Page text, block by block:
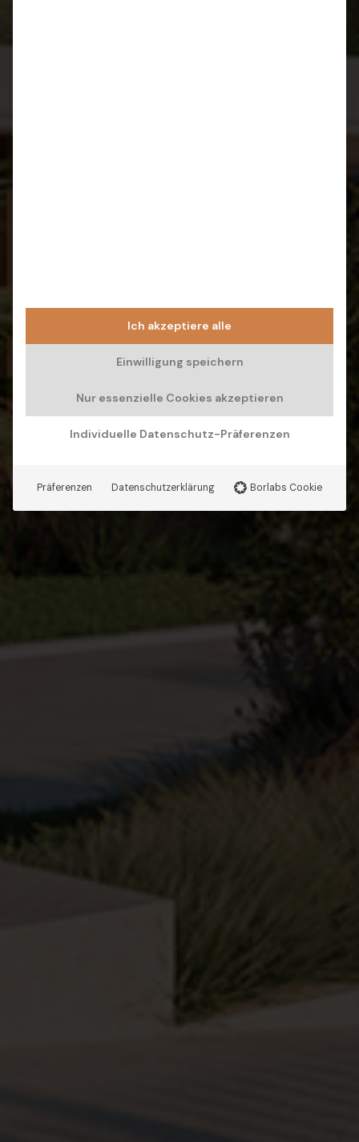
Ich akzeptiere alle
Einwilligung speichern
Nur essenzielle Cookies akzeptieren
Individuelle Datenschutz-Präferenzen
Präferenzen Datenschutzerklärung Borlabs Cookie